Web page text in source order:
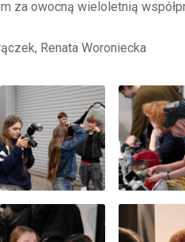
za owocną wieloletnią
Renata Woroniecka